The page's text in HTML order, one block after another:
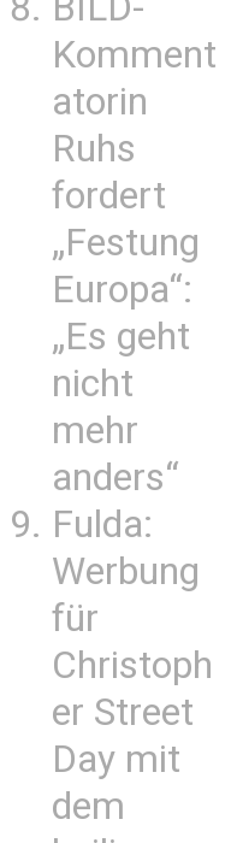
Komment
atorin
Ruhs
fordert
„Festung
Europa“:
„Es geht
nicht
mehr
anders“
Fulda:
Werbung
für
Christoph
er Street
Day mit
dem